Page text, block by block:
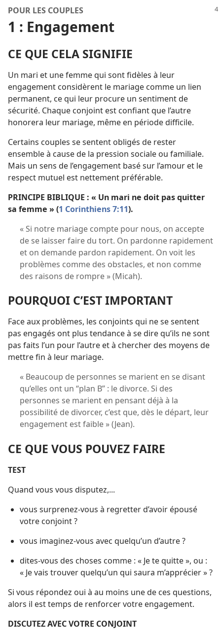
POUR LES COUPLES
1 : Engagement
CE QUE CELA SIGNIFIE
Un mari et une femme qui sont fidèles à leur
engagement considèrent le mariage comme un lien
permanent, ce qui leur procure un sentiment de
sécurité. Chaque conjoint est confiant que l’autre
honorera leur mariage, même en période difficile.
Certains couples se sentent obligés de rester
ensemble à cause de la pression sociale ou familiale.
Mais un sens de l’engagement basé sur l’amour et le
respect mutuel est nettement préférable.
PRINCIPE BIBLIQUE : « Un mari ne doit pas quitter
sa femme » (1 Corinthiens 7:11).
« Si notre mariage compte pour nous, on accepte
de se laisser faire du tort. On pardonne rapidement
et on demande pardon rapidement. On voit les
problèmes comme des obstacles, et non comme
des raisons de rompre » (Micah).
POURQUOI C’EST IMPORTANT
Face aux problèmes, les conjoints qui ne se sentent
pas engagés ont plus tendance à se dire qu’ils ne sont
pas faits l’un pour l’autre et à chercher des moyens de
mettre fin à leur mariage.
« Beaucoup de personnes se marient en se disant
qu’elles ont un “plan B” : le divorce. Si des
personnes se marient en pensant déjà à la
possibilité de divorcer, c’est que, dès le départ, leur
engagement est faible » (Jean).
CE QUE VOUS POUVEZ FAIRE
TEST
Quand vous vous disputez,...
vous surprenez-​vous à regretter d’avoir épousé
votre conjoint ?
vous imaginez-​vous avec quelqu’un d’autre ?
dites-​vous des choses comme : « Je te quitte », ou :
« Je vais trouver quelqu’un qui saura m’apprécier » ?
Si vous répondez oui à au moins une de ces questions,
alors il est temps de renforcer votre engagement.
DISCUTEZ AVEC VOTRE CONJOINT